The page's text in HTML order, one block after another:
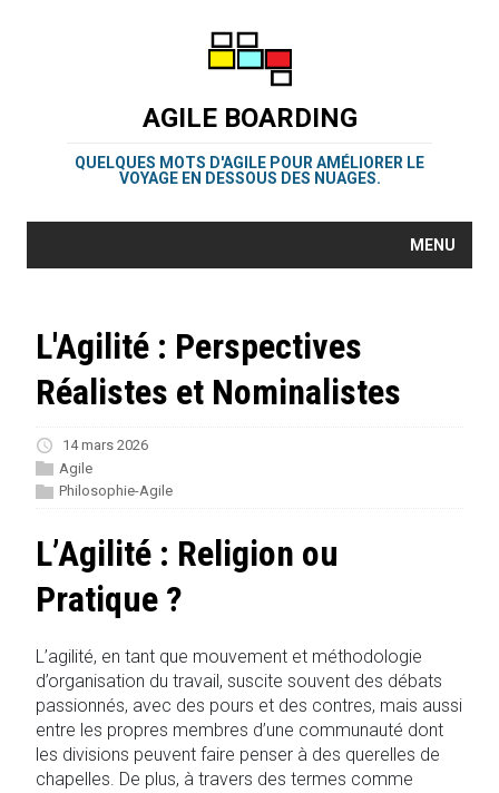
AGILE BOARDING
QUELQUES MOTS D'AGILE POUR AMÉLIORER LE
VOYAGE EN DESSOUS DES NUAGES.
MENU
L'Agilité : Perspectives
Réalistes et Nominalistes
14 mars 2026
Agile
Philosophie-Agile
L’Agilité : Religion ou
Pratique ?
L’agilité, en tant que mouvement et méthodologie
d’organisation du travail, suscite souvent des débats
passionnés, avec des pours et des contres, mais aussi
entre les propres membres d’une communauté dont
les divisions peuvent faire penser à des querelles de
chapelles. De plus, à travers des termes comme